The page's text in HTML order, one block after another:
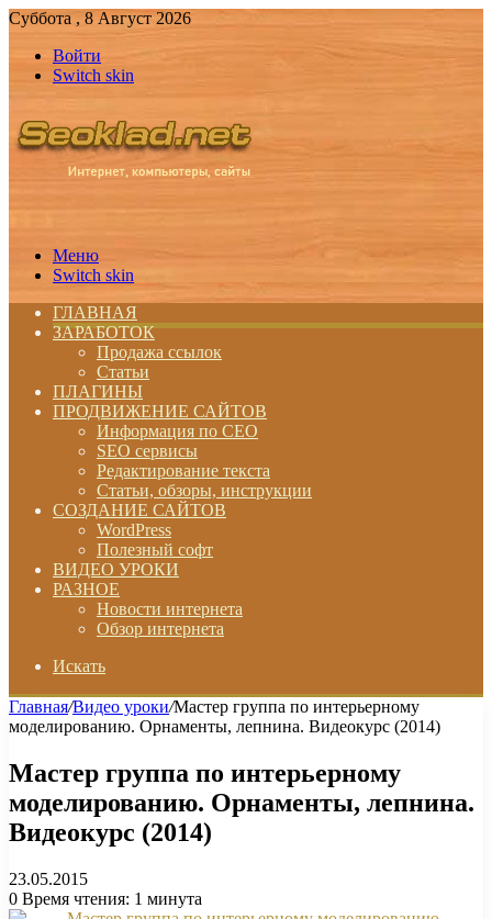
Суббота , 8 Август 2026
Войти
Switch skin
Меню
Switch skin
ГЛАВНАЯ
ЗАРАБОТОК
Продажа ссылок
Статьи
ПЛАГИНЫ
ПРОДВИЖЕНИЕ САЙТОВ
Информация по СЕО
SEO сервисы
Редактирование текста
Статьи, обзоры, инструкции
СОЗДАНИЕ САЙТОВ
WordPress
Полезный софт
ВИДЕО УРОКИ
РАЗНОЕ
Новости интернета
Обзор интернета
Искать
Главная/Видео уроки/Мастер группа по интерьерному
моделированию. Орнаменты, лепнина. Видеокурс (2014)
Мастер группа по интерьерному
моделированию. Орнаменты, лепнина.
Видеокурс (2014)
23.05.2015
0 Время чтения: 1 минута